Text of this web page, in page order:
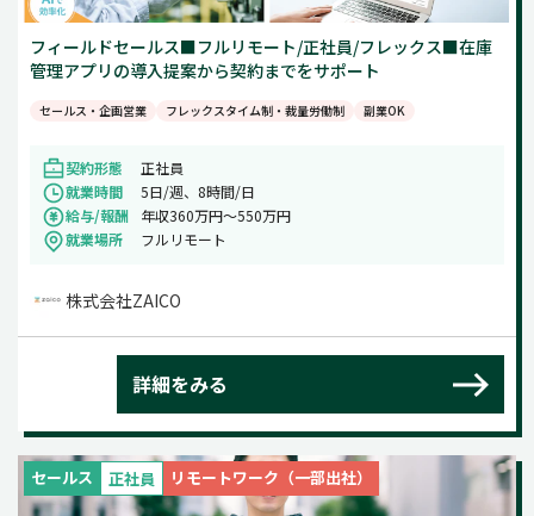
フィールドセールス■フルリモート/正社員/フレックス■在庫
管理アプリの導入提案から契約までをサポート
セールス・企画営業 フレックスタイム制・裁量労働制 副業OK
契約形態
正社員
就業時間
5日/週、8時間/日
給与/報酬
年収360万円〜550万円
就業場所
フルリモート
株式会社ZAICO
詳細をみる
セールス 正社員 リモートワーク（一部出社）